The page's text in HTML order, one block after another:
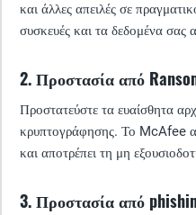
και άλλες απειλές σε
συσκευές και τα δεδομένα σας
2. Προστασία από
Προστατεύστε τα ευαίσθητα
κρυπτογράφησης. Το McAfee
και αποτρέπει τη μη
3. Προστασία από